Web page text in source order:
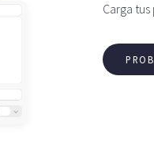
Carga